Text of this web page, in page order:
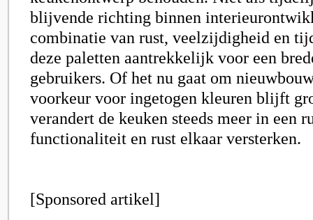
blijvende richting binnen
combinatie van rust, veelzijdigheid en
deze paletten aantrekkelijk voor een
gebruikers. Of het nu gaat om
voorkeur voor ingetogen kleuren blijft
verandert de keuken steeds meer in een
functionaliteit en rust elkaar versterken.
[Sponsored artikel]